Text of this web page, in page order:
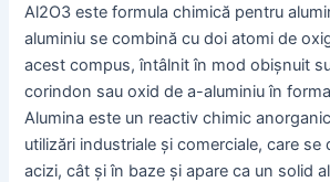
Al2O3 este formula chimică pentru
aluminiu se combină cu doi atomi de
acest compus, întâlnit în mod obișnuit
corindon sau oxid de a-aluminiu în
Alumina este un reactiv chimic
utilizări industriale și comerciale, care se
acizi, cât și în baze și apare ca un solid